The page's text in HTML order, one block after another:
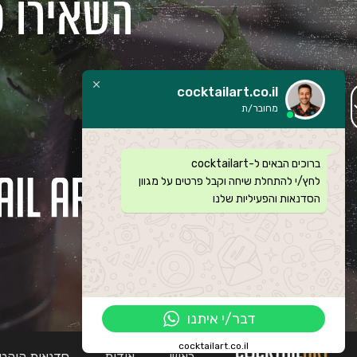
cocktailart.co.il
מחובר/ת
ברוכים הבאים ל-cocktailart
לחץ/י להתחלת שיחה וקבל פרטים על מגוון
הסדנאות והפעיליות שלנו
דבר/י איתנו
cocktailart.co.il